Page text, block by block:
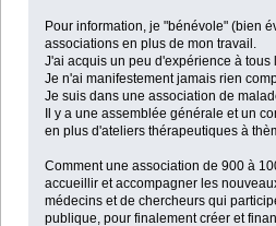
Pour information, je "bénévole" (bien
associations en plus de mon travail.
J'ai acquis un peu d'expérience à
Je n'ai manifestement jamais rien
Je suis dans une association de
Il y a une assemblée générale et un
en plus d'ateliers thérapeutiques à
Comment une association de 900 à
accueillir et accompagner les
médecins et de chercheurs qui
publique, pour finalement créer et